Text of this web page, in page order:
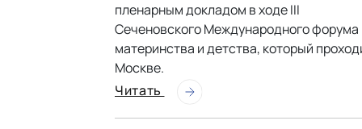
пленарным докладом в ходе III
Сеченовского Международного форума
материнства и детства, который
Москве.
Читать